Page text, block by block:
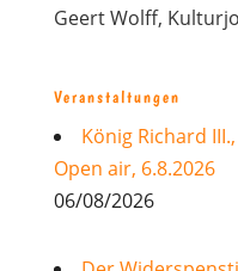
Geert Wolff,
Veranstaltungen
König Richard
Open air, 6.8.2026
06/08/2026